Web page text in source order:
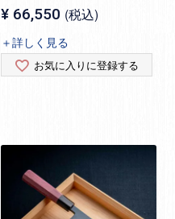
¥ 66,550 税込
＋詳しく見る
お気に入りに登録する